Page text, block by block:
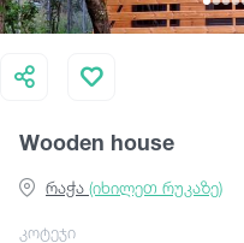
სასტუმროები
კვება და ღვინო
Wooden house
კოტეჯი
რაჭა (იხილეთ რუკაზე)